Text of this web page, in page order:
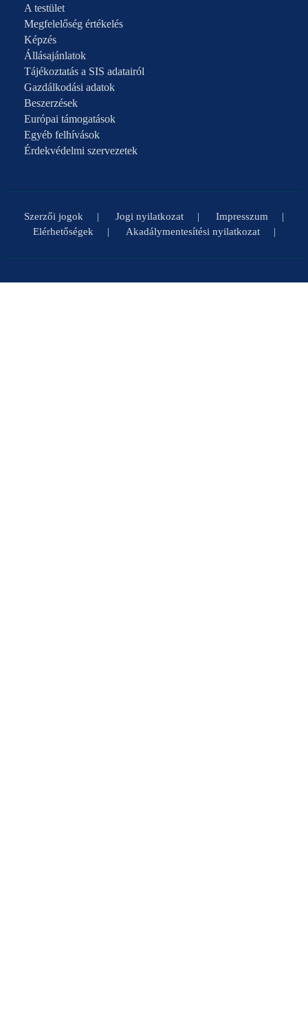
A testület
Megfelelőség értékelés
Képzés
Állásajánlatok
Tájékoztatás a SIS adatairól
Gazdálkodási adatok
Beszerzések
Európai támogatások
Egyéb felhívások
Érdekvédelmi szervezetek
Szerzői jogok Jogi nyilatkozat
Impresszum
Elérhetőségek
Akadálymentesítési nyilatkozat